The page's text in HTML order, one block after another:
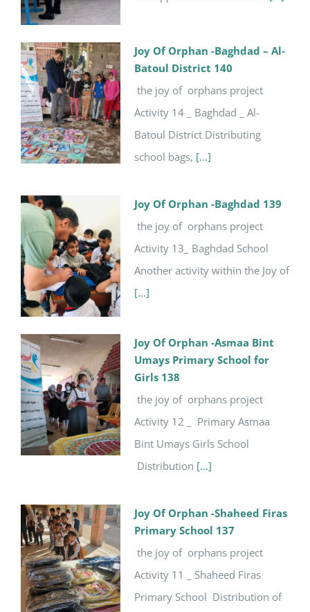
Joy Of Orphan -Baghdad – Al-
Batoul District 140
the joy of orphans project
Activity 14 _ Baghdad _ Al-
Batoul District Distributing
school bags, [...]
Joy Of Orphan -Baghdad 139
the joy of orphans project
Activity 13_ Baghdad School
Another activity within the Joy of
[...]
Joy Of Orphan -Asmaa Bint
Umays Primary School for
Girls 138
the joy of orphans project
Activity 12 _ Primary Asmaa
Bint Umays Girls School
Distribution [...]
Joy Of Orphan -Shaheed Firas
Primary School 137
the joy of orphans project
Activity 11 _ Shaheed Firas
Primary School Distribution of